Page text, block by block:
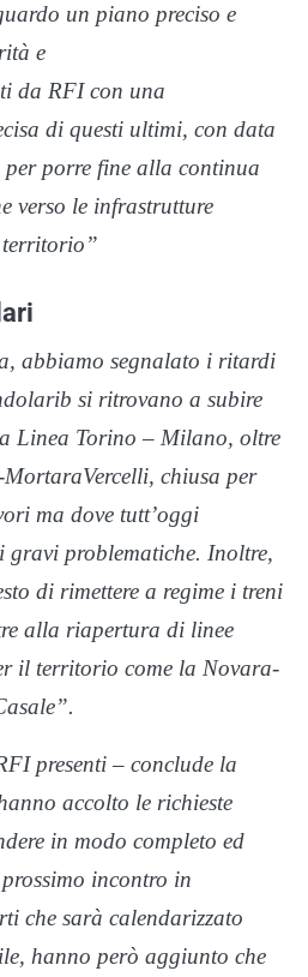
un piano preciso e
e
da RFI con una
di questi ultimi, con data
porre fine alla continua
verso le infrastrutture
territorio”
abbiamo segnalato i ritardi
si ritrovano a subire
Linea Torino – Milano, oltre
chiusa per
ma dove tutt’oggi
gravi problematiche. Inoltre,
di rimettere a regime i treni
alla riapertura di linee
il territorio come la Novara-
presenti – conclude la
accolto le richieste
in modo completo ed
incontro in
che sarà calendarizzato
hanno però aggiunto che